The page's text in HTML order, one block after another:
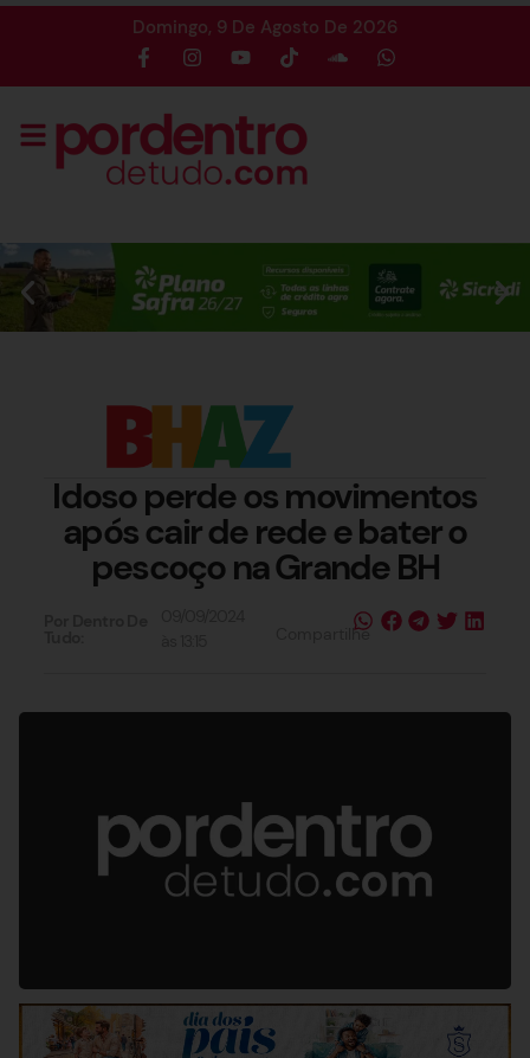
Domingo, 9 De Agosto De 2026
Idoso perde os movimentos
após cair de rede e bater o
pescoço na Grande BH
Compartilhe